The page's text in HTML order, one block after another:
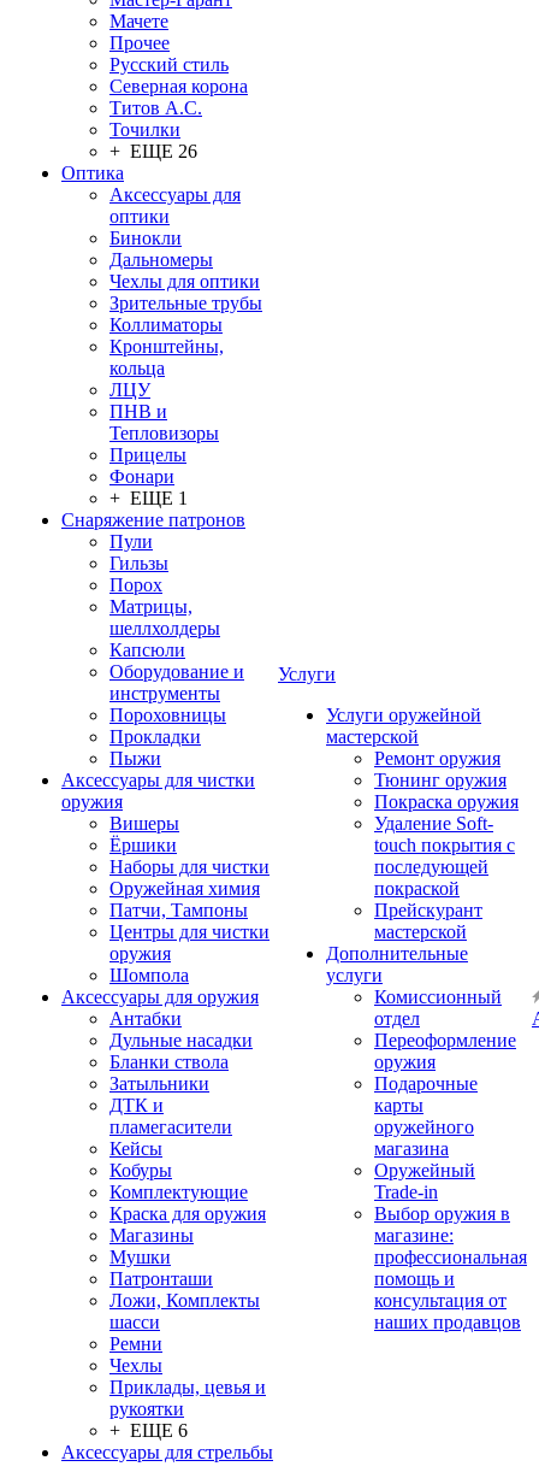
Мачете
Прочее
Русский стиль
Северная корона
Титов А.С.
Точилки
+ ЕЩЕ 26
Оптика
Аксессуары для
оптики
Бинокли
Дальномеры
Чехлы для оптики
Зрительные трубы
Коллиматоры
Кронштейны,
кольца
ЛЦУ
ПНВ и
Тепловизоры
Прицелы
Фонари
+ ЕЩЕ 1
Снаряжение патронов
Пули
Гильзы
Порох
Матрицы,
шеллхолдеры
Капсюли
Оборудование и
инструменты
Пороховницы
Прокладки
Пыжи
Аксессуары для чистки
оружия
Вишеры
Ёршики
Наборы для чистки
Оружейная химия
Патчи, Тампоны
Центры для чистки
оружия
Шомпола
Аксессуары для оружия
Антабки
Дульные насадки
Бланки ствола
Затыльники
ДТК и
пламегасители
Кейсы
Кобуры
Комплектующие
Краска для оружия
Магазины
Мушки
Патронташи
Ложи, Комплекты
шасси
Ремни
Чехлы
Приклады, цевья и
рукоятки
+ ЕЩЕ 6
Аксессуары для стрельбы
Услуги
Услуги оружейной
мастерской
Ремонт оружия
Тюнинг оружия
Покраска оружия
Удаление Soft-
touch покрытия с
последующей
покраской
Прейскурант
мастерской
Дополнительные
услуги
Комиссионный
отдел
Переоформление
оружия
Подарочные
карты
оружейного
магазина
Оружейный
Trade-in
Выбор оружия в
магазине:
профессиональная
помощь и
консультация от
наших продавцов